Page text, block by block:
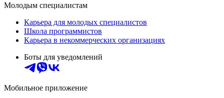
Молодым специалистам
Карьера для молодых специалистов
Школа программистов
Карьера в некоммерческих организациях
Боты для уведомлений
Мобильное приложение